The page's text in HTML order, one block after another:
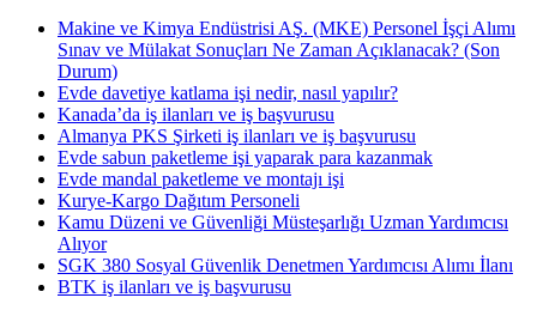
Makine ve Kimya Endüstrisi AŞ. (MKE) Personel İşçi Alımı
Sınav ve Mülakat Sonuçları Ne Zaman Açıklanacak? (Son
Durum)
Evde davetiye katlama işi nedir, nasıl yapılır?
Kanada’da iş ilanları ve iş başvurusu
Almanya PKS Şirketi iş ilanları ve iş başvurusu
Evde sabun paketleme işi yaparak para kazanmak
Evde mandal paketleme ve montajı işi
Kurye-Kargo Dağıtım Personeli
Kamu Düzeni ve Güvenliği Müsteşarlığı Uzman Yardımcısı
Alıyor
SGK 380 Sosyal Güvenlik Denetmen Yardımcısı Alımı İlanı
BTK iş ilanları ve iş başvurusu